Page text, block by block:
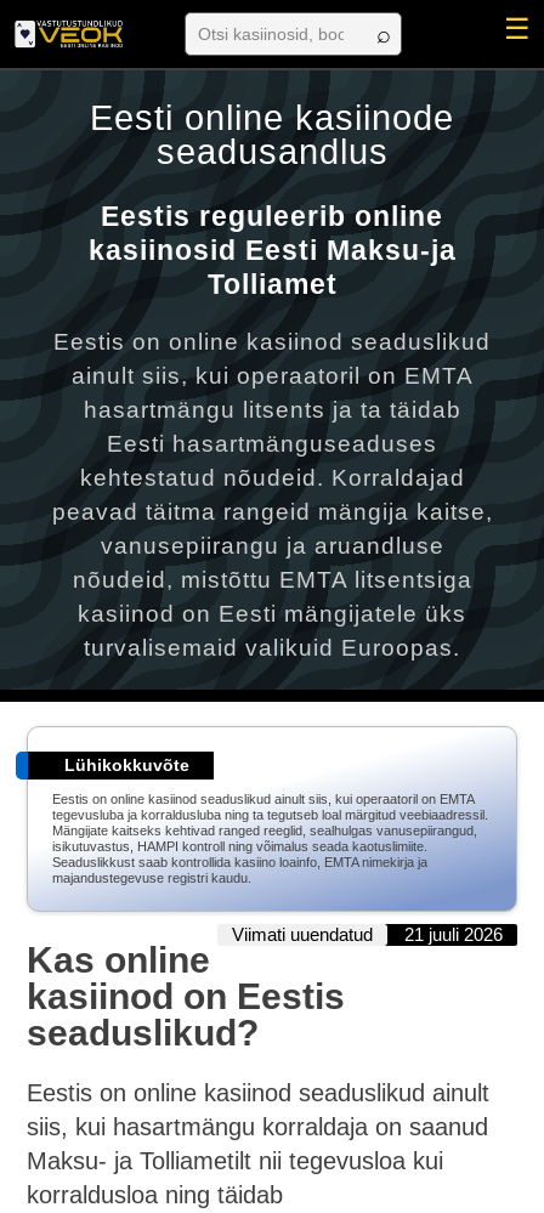
☰
Eesti online kasiinode
seadusandlus
Eestis reguleerib online
kasiinosid Eesti Maksu-ja
Tolliamet
Eestis on online kasiinod seaduslikud
ainult siis, kui operaatoril on EMTA
hasartmängu litsents ja ta täidab
Eesti hasartmänguseaduses
kehtestatud nõudeid. Korraldajad
peavad täitma rangeid mängija kaitse,
vanusepiirangu ja aruandluse
nõudeid, mistõttu EMTA litsentsiga
kasiinod on Eesti mängijatele üks
turvalisemaid valikuid Euroopas.
Lühikokkuvõte
Eestis on online kasiinod seaduslikud ainult siis, kui operaatoril on EMTA
tegevusluba ja korraldusluba ning ta tegutseb loal märgitud veebiaadressil.
Mängijate kaitseks kehtivad ranged reeglid, sealhulgas vanusepiirangud,
isikutuvastus, HAMPI kontroll ning võimalus seada kaotuslimiite.
Seaduslikkust saab kontrollida kasiino loainfo, EMTA nimekirja ja
majandustegevuse registri kaudu.
Viimati uuendatud 21 juuli 2026
Kas online
kasiinod on Eestis
seaduslikud?
Eestis on online kasiinod seaduslikud ainult
siis, kui hasartmängu korraldaja on saanud
Maksu- ja Tolliametilt nii tegevusloa kui
korraldusloa ning täidab